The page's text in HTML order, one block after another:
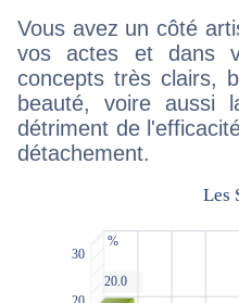
Vous avez un côté
vos actes et dans
concepts très clairs,
beauté, voire aussi
détriment de
détachement.